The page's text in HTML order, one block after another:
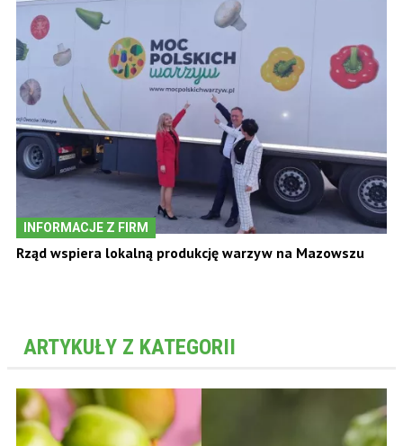
INFORMACJE Z FIRM
Rząd wspiera lokalną produkcję warzyw na Mazowszu
ARTYKUŁY Z KATEGORII